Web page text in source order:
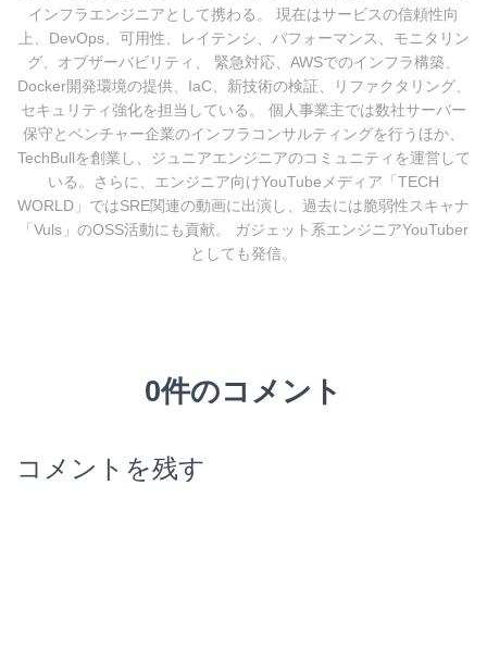
インフラエンジニアとして携わる。 現在はサービスの信頼性向
上、DevOps、可用性、レイテンシ、パフォーマンス、モニタリン
グ、オブザーバビリティ、 緊急対応、AWSでのインフラ構築、
Docker開発環境の提供、IaC、新技術の検証、リファクタリング、
セキュリティ強化を担当している。 個人事業主では数社サーバー
保守とベンチャー企業のインフラコンサルティングを行うほか、
TechBullを創業し、ジュニアエンジニアのコミュニティを運営して
いる。さらに、エンジニア向けYouTubeメディア「TECH
WORLD」ではSRE関連の動画に出演し、過去には脆弱性スキャナ
「Vuls」のOSS活動にも貢献。 ガジェット系エンジニアYouTuber
としても発信。
0件のコメント
コメントを残す